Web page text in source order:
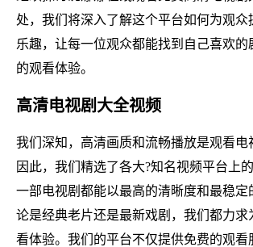
处，我们将深入了解这个平台如何为观众
乐趣，让每一位观众都能找到自己喜欢的
的观看体验。
高清电视剧大全视频
我们深知，高清画质和流畅播放是观看电
因此，我们精选了各大?知名视频平台上
一部电视剧都能以最高的清晰度和最稳定
论是经典老片还是最新戏剧，我们都力求
看体验。我们的平台不仅提供免费的观看